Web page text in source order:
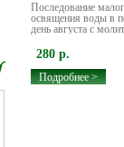
Последование
освящения воды в
день августа с
280 р.
Подробнее >